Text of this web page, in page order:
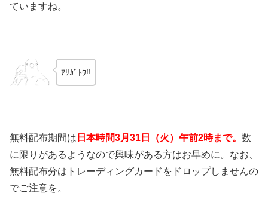
ていますね。
ｱﾘｶﾞﾄｳ!!
無料配布期間は 日本時間3月31日（火）午前2時まで。 数
に限りがあるようなので興味がある方はお早めに。なお、
無料配布分はトレーディングカードをドロップしませんの
でご注意を。